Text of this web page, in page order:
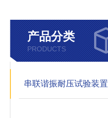
产品分类
PRODUCTS
串联谐振耐压试验装置